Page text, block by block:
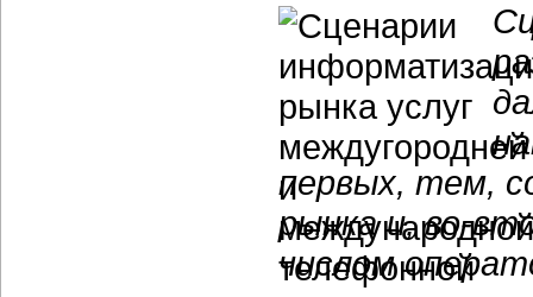
первых, тем,
рынка и, во-
числом